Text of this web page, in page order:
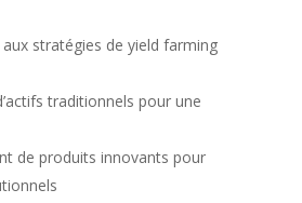
stratégies de yield farming
traditionnels pour une
de produits innovants pour